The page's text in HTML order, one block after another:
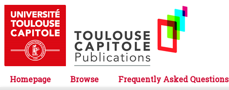
Homepage Browse Frequently Asked Questions